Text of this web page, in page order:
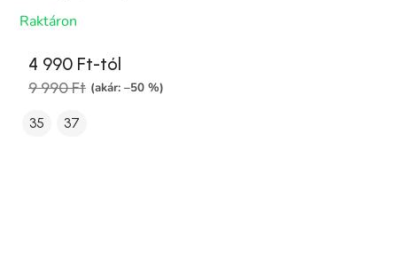
Raktáron
4 990 Ft-tól
9 990 Ft (akár: –50 %)
35 37